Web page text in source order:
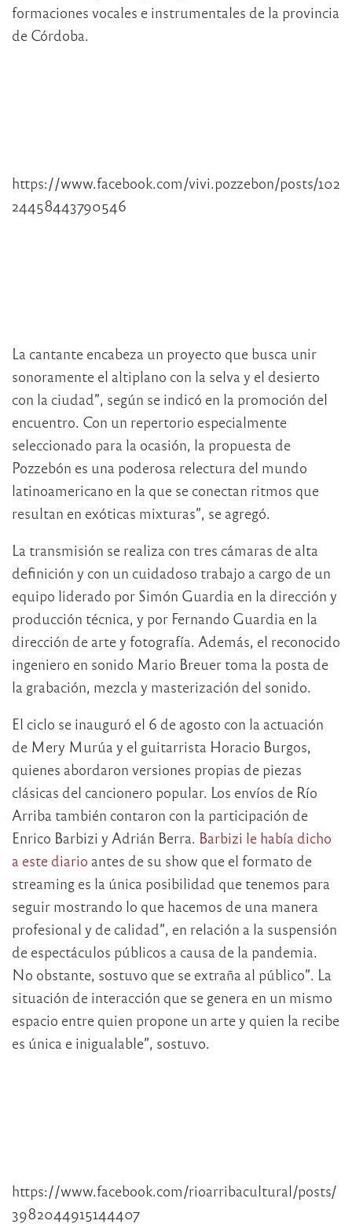
formaciones vocales e instrumentales de la provincia
de Córdoba.
https://www.facebook.com/vivi.pozzebon/posts/102
24458443790546
La cantante encabeza un proyecto que busca unir
sonoramente el altiplano con la selva y el desierto
con la ciudad”, según se indicó en la promoción del
encuentro. Con un repertorio especialmente
seleccionado para la ocasión, la propuesta de
Pozzebón es una poderosa relectura del mundo
latinoamericano en la que se conectan ritmos que
resultan en exóticas mixturas”, se agregó.
La transmisión se realiza con tres cámaras de alta
definición y con un cuidadoso trabajo a cargo de un
equipo liderado por Simón Guardia en la dirección y
producción técnica, y por Fernando Guardia en la
dirección de arte y fotografía. Además, el reconocido
ingeniero en sonido Mario Breuer toma la posta de
la grabación, mezcla y masterización del sonido.
El ciclo se inauguró el 6 de agosto con la actuación
de Mery Murúa y el guitarrista Horacio Burgos,
quienes abordaron versiones propias de piezas
clásicas del cancionero popular. Los envíos de Río
Arriba también contaron con la participación de
Enrico Barbizi y Adrián Berra. Barbizi le había dicho
a este diario antes de su show que el formato de
streaming es la única posibilidad que tenemos para
seguir mostrando lo que hacemos de una manera
profesional y de calidad”, en relación a la suspensión
de espectáculos públicos a causa de la pandemia.
No obstante, sostuvo que se extraña al público”. La
situación de interacción que se genera en un mismo
espacio entre quien propone un arte y quien la recibe
es única e inigualable”, sostuvo.
https://www.facebook.com/rioarribacultural/posts/
3982044915144407